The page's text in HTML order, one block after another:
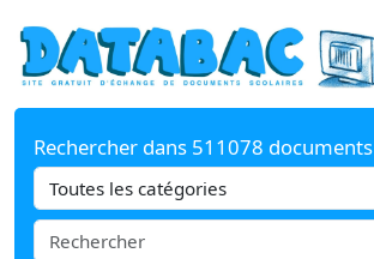
Rechercher dans 511078 documents